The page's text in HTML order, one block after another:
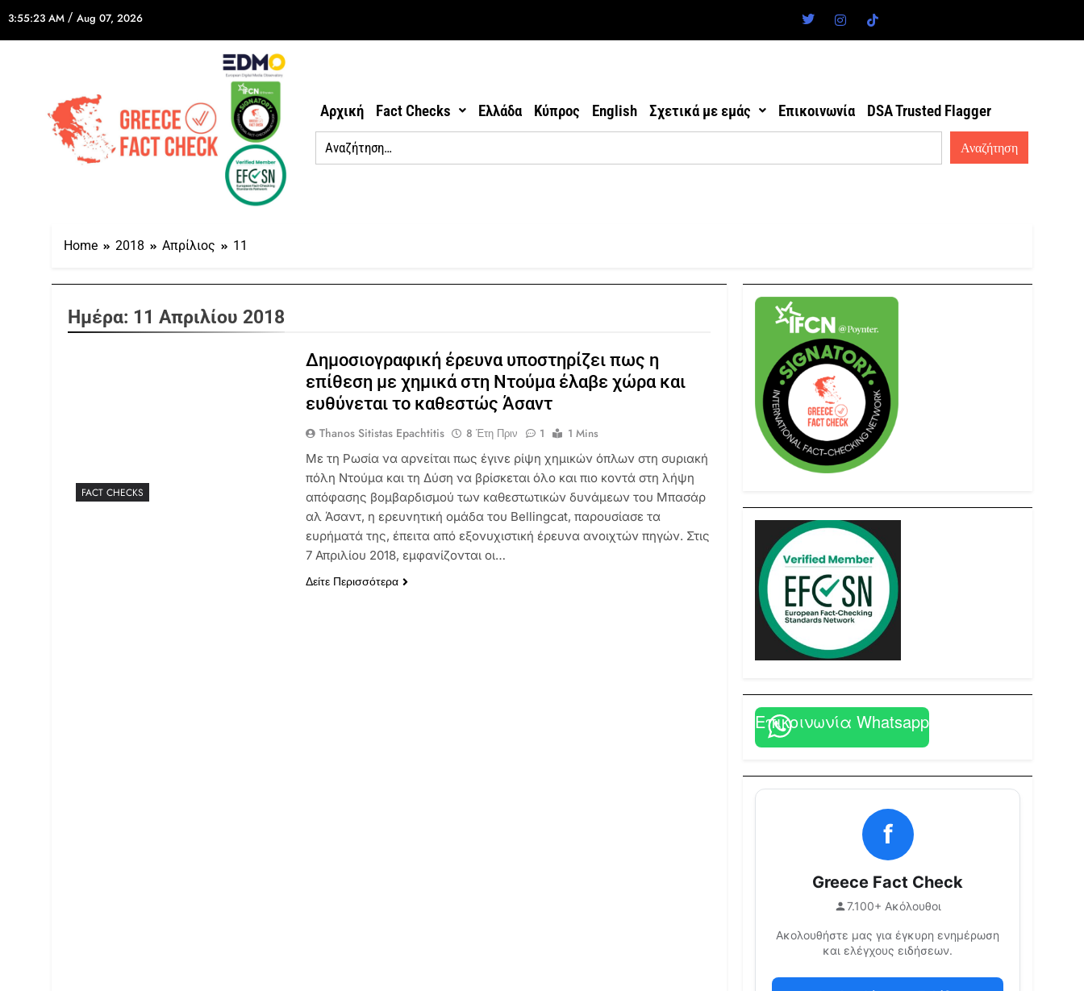
3:55:23 AM / Aug 07, 2026
Αρχική Fact Checks Ελλάδα Κύπρος English Σχετικά με εμάς Επικοινωνία DSA Trusted Flagger
Home 2018 Απρίλιος 11
Ημέρα: 11 Απριλίου 2018
FACT CHECKS
Δημοσιογραφική έρευνα υποστηρίζει πως η
επίθεση με χημικά στη Ντούμα έλαβε χώρα και
ευθύνεται το καθεστώς Άσαντ
Thanos Sitistas Epachtitis 8 Έτη Πριν 1
1 Mins
Με τη Ρωσία να αρνείται πως έγινε ρίψη χημικών όπλων στη συριακή
πόλη Ντούμα και τη Δύση να βρίσκεται όλο και πιο κοντά στη λήψη
απόφασης βομβαρδισμού των καθεστωτικών δυνάμεων του Μπασάρ
αλ Άσαντ, η ερευνητική ομάδα του Bellingcat, παρουσίασε τα
ευρήματά της, έπειτα από εξονυχιστική έρευνα ανοιχτών πηγών. Στις
7 Απριλίου 2018, εμφανίζονται οι…
Δείτε Περισσότερα
Επικοινωνία Whatsapp
f
Greece Fact Check
7.100+ Ακόλουθοι
Ακολουθήστε μας για έγκυρη ενημέρωση
και ελέγχους ειδήσεων.